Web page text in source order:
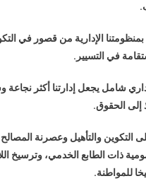
بمنظومتنا الإدارية من قصور في
في التسيير.
شامل يجعل إدارتنا أكثر
إلى الحقوق.
التكوين والتأهيل وعصرنة
ذات الطابع الخدمي، وترسيخ
للمواطنة.